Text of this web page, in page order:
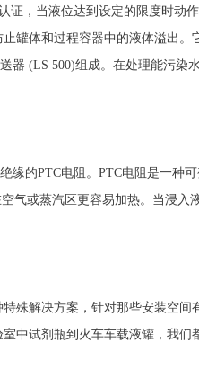
，当液位达到设定的限度时动作
体和过程容器中的液体溢出。
器 (LS 500)组成。在处理能污染
的PTC电阻。PTC电阻是一种
气或蒸汽区更容易加热。当浸入
解决方案，针对那些安装空间
中试剂瓶到火车车载液罐，我们